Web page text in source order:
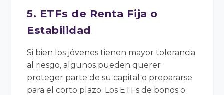
5. ETFs de Renta Fija o
Estabilidad
Si bien los jóvenes tienen mayor tolerancia
al riesgo, algunos pueden querer
proteger parte de su capital o prepararse
para el corto plazo. Los ETFs de bonos o